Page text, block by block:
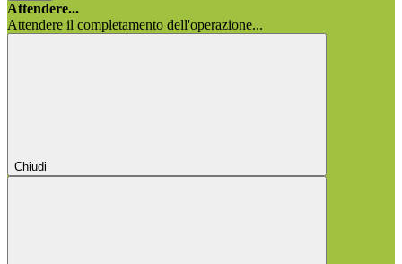
Attendere...
Attendere il completamento dell'operazione...
Chiudi